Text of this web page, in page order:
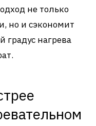
не только
но и сэкономит
градус нагрева